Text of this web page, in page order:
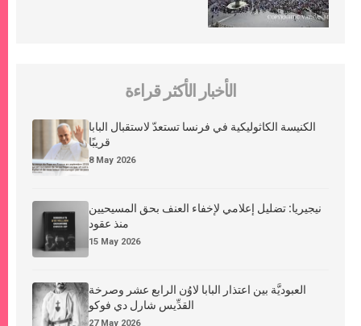
الأخبار الأكثر قراءة
الكنيسة الكاثوليكية في فرنسا تستعدّ لاستقبال البابا
قريبًا
8 May 2026
نيجيريا: تضليل إعلامي لإخفاء العنف بحق المسيحيين
منذ عقود
15 May 2026
العبوديَّة بين اعتذار البابا لاوُن الرابع عشر وصرخة
القدِّيس شارل دي فوكو
27 May 2026